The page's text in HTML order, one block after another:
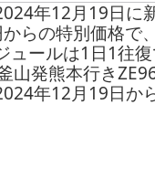
年12月19日に
らの特別価格
ュールは1日1往
山発熊本行き
年12月19日か